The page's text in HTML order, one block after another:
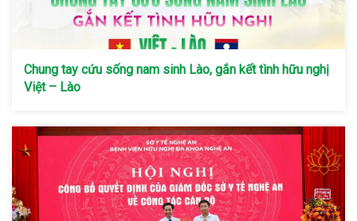
Chung tay cứu sống nam sinh Lào, gắn kết tình hữu nghị
Việt – Lào